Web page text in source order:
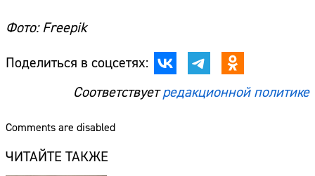
Фото: Freepik
Поделиться в соцсетях:
Соответствуетредакционной политике
Comments are disabled
ЧИТАЙТЕ ТАКЖЕ